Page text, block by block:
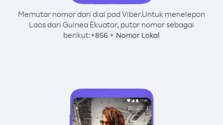
Memutar nomor dari dial pad Viber.Untuk menelepon
Laos dari Guinea Ekuator, putar nomor sebagai
berikut:+856 + Nomor Lokal